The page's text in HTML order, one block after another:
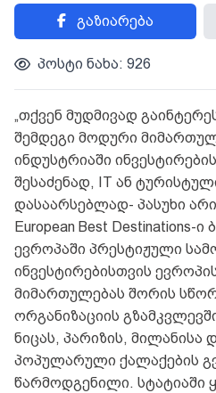
გაზიარება
პოსტი ნახა: 926
„თქვენ მუდმივად
შემდეგი მოდური
ინდუსტრიაში
შესაძენად, IT ან
დასაარსებლად- პასუხი
European Best Destinations-ი
ევროპაში პრესტიჟული
ინვესტირებისთვის
მიმართულებას შორის
ორგანიზაციის
ნიცას, პარიზის, მილანისა
პოპულარული ქალაქების
წარმოდგენილი. სტატიაში